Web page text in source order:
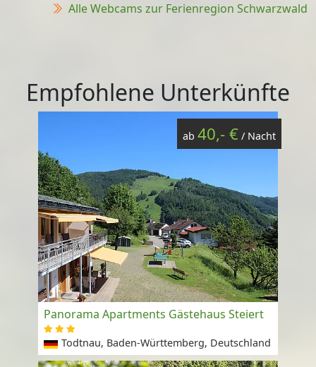
Alle Webcams zur Ferienregion Schwarzwald
Empfohlene Unterkünfte
ab 40,- € / Nacht
Panorama Apartments Gästehaus Steiert
Todtnau, Baden-Württemberg, Deutschland